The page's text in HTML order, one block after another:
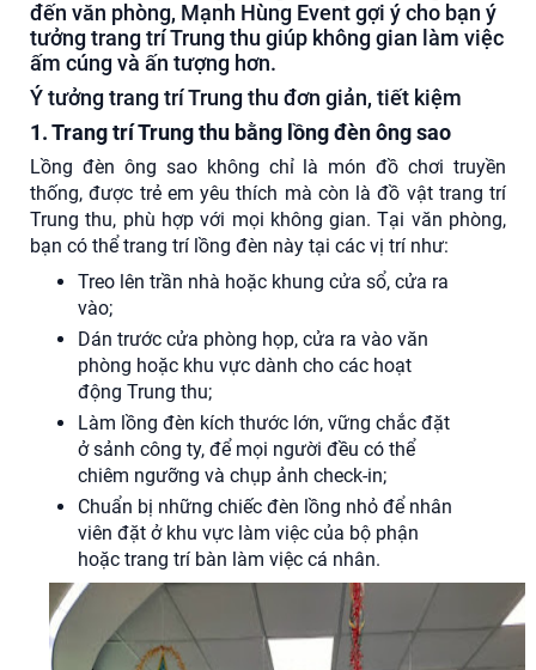
đến văn phòng, Mạnh Hùng Event gợi ý cho bạn ý
tưởng trang trí Trung thu giúp không gian làm việc
ấm cúng và ấn tượng hơn.
Ý tưởng trang trí Trung thu đơn giản, tiết kiệm
1. Trang trí Trung thu bằng lồng đèn ông sao
Lồng đèn ông sao không chỉ là món đồ chơi truyền
thống, được trẻ em yêu thích mà còn là đồ vật trang trí
Trung thu, phù hợp với mọi không gian. Tại văn phòng,
bạn có thể trang trí lồng đèn này tại các vị trí như:
Treo lên trần nhà hoặc khung cửa sổ, cửa ra
vào;
Dán trước cửa phòng họp, cửa ra vào văn
phòng hoặc khu vực dành cho các hoạt
động Trung thu;
Làm lồng đèn kích thước lớn, vững chắc đặt
ở sảnh công ty, để mọi người đều có thể
chiêm ngưỡng và chụp ảnh check-in;
Chuẩn bị những chiếc đèn lồng nhỏ để nhân
viên đặt ở khu vực làm việc của bộ phận
hoặc trang trí bàn làm việc cá nhân.